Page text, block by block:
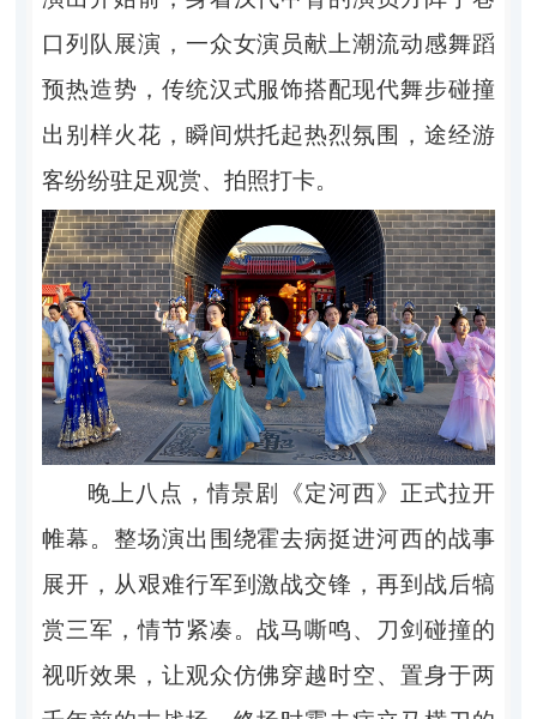
口列队展演，一众女演员献上潮流动感舞蹈
预热造势，传统汉式服饰搭配现代舞步碰撞
出别样火花，瞬间烘托起热烈氛围，途经游
客纷纷驻足观赏、拍照打卡。
晚上八点，情景剧《定河西》正式拉开
帷幕。整场演出围绕霍去病挺进河西的战事
展开，从艰难行军到激战交锋，再到战后犒
赏三军，情节紧凑。战马嘶鸣、刀剑碰撞的
视听效果，让观众仿佛穿越时空、置身于两